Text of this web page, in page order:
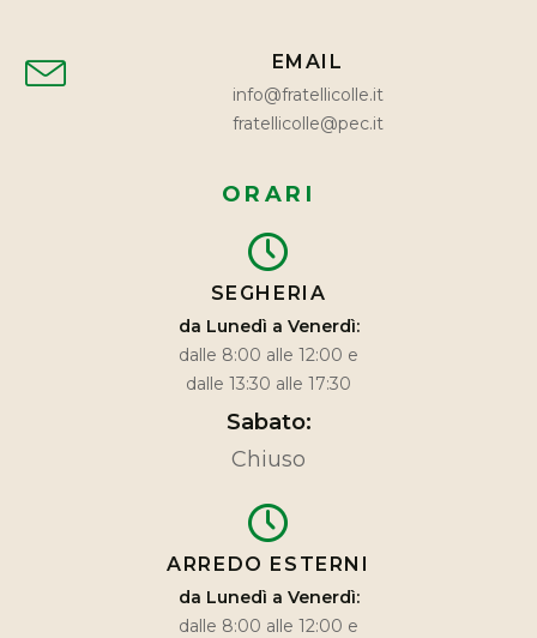
EMAIL
info@fratellicolle.it
fratellicolle@pec.it
ORARI
SEGHERIA
da Lunedì a Venerdì:
dalle 8:00 alle 12:00 e
dalle 13:30 alle 17:30
Sabato:
Chiuso
ARREDO ESTERNI
da Lunedì a Venerdì:
dalle 8:00 alle 12:00 e